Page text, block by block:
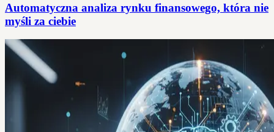
Automatyczna analiza rynku finansowego, która nie
myśli za ciebie